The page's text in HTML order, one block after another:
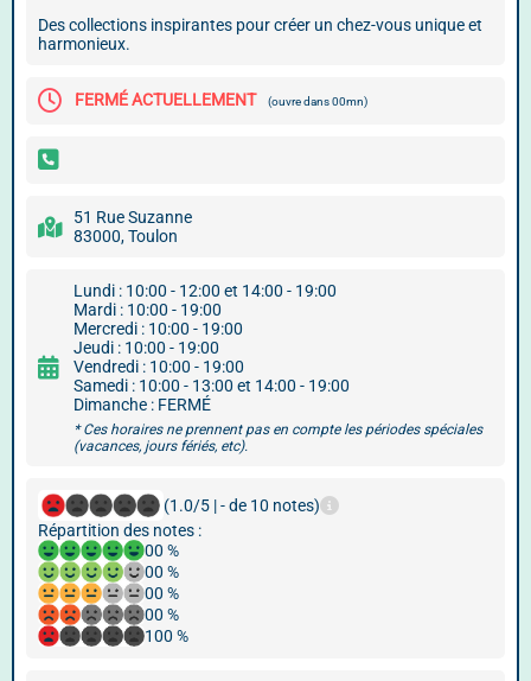
Des collections inspirantes pour créer un chez-vous unique et
harmonieux.
FERMÉ ACTUELLEMENT (ouvre dans 00mn)
51 Rue Suzanne
83000, Toulon
Lundi : 10:00 - 12:00 et 14:00 - 19:00
Mardi : 10:00 - 19:00
Mercredi : 10:00 - 19:00
Jeudi : 10:00 - 19:00
Vendredi : 10:00 - 19:00
Samedi : 10:00 - 13:00 et 14:00 - 19:00
Dimanche : FERMÉ
* Ces horaires ne prennent pas en compte les périodes spéciales
(vacances, jours fériés, etc).
(1.0/5 | - de 10 notes)
Répartition des notes :
00 %
00 %
00 %
00 %
100 %